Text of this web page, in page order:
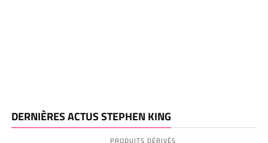
DERNIÈRES ACTUS STEPHEN KING
PRODUITS DÉRIVÉS